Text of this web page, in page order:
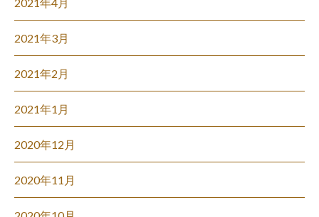
2021年3月
2021年2月
2021年1月
2020年12月
2020年11月